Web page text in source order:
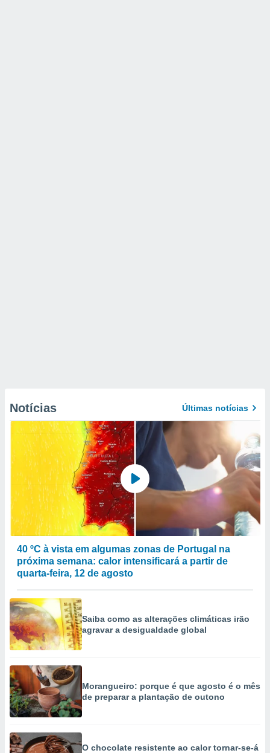
Notícias Últimas notícias
40 ºC à vista em algumas zonas de Portugal na
próxima semana: calor intensificará a partir de
quarta-feira, 12 de agosto
Saiba como as alterações climáticas irão
agravar a desigualdade global
Morangueiro: porque é que agosto é o mês
de preparar a plantação de outono
O chocolate resistente ao calor tornar-se-á